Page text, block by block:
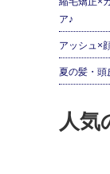
ア♪
アッシュ×
夏の髪・頭
人気